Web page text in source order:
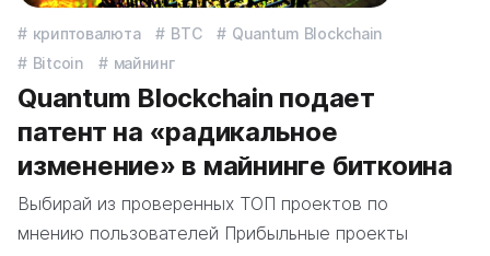
криптовалюта BTC
Quantum Blockchain
Bitcoin
майнинг
Quantum Blockchain подает
патент на «радикальное
изменение» в майнинге биткоина
Выбирай из проверенных ТОП проектов по
мнению пользователей Прибыльные проекты